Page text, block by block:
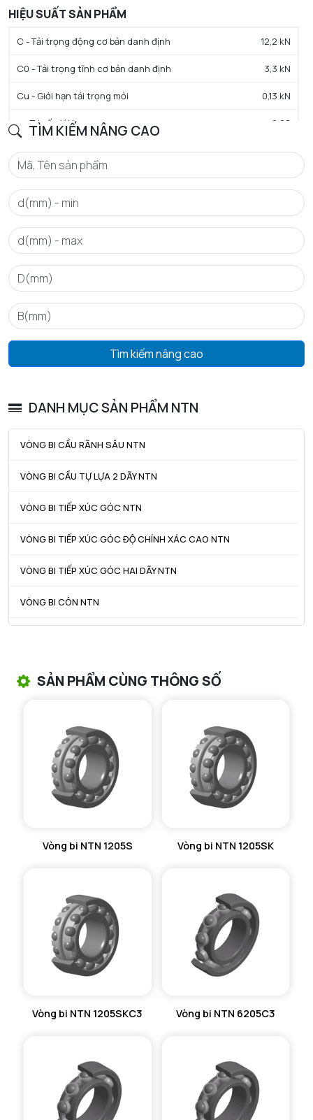
TÌM KIẾM NÂNG CAO
Tìm kiếm nâng cao
DANH MỤC SẢN PHẨM NTN
VÒNG BI CẦU RÃNH SÂU NTN
VÒNG BI CẦU TỰ LỰA 2 DÃY NTN
VÒNG BI TIẾP XÚC GÓC NTN
VÒNG BI TIẾP XÚC GÓC ĐỘ CHÍNH XÁC CAO NTN
VÒNG BI TIẾP XÚC GÓC HAI DÃY NTN
VÒNG BI CÔN NTN
VÒNG BI KIM NTN
VÒNG BI CHẶN TRỤC NTN
VÒNG BI LĂN TRỤ ĐẨY NTN
GỐI ĐỠ 2 NỬA NTN
MÁY GIA NHIỆT NTN
HIỆU SUẤT SẢN PHẨM
C - Tải trọng động cơ bản danh định 12,2 kN
C0 - Tải trọng tĩnh cơ bản danh định 3,3 kN
Cu - Giới hạn tải trọng mỏi 0,13 kN
e - Trị số giới hạn 0.28
Y0 - Hệ số tải trọng trục tĩnh 2.4
Y1 - Hệ số tải trọng trục thấp hơn 2.3
Y2 - Hệ số tải trọng trục trên
N lim - Tốc độ giới hạn bôi trơn dầu
Tmin - Nhiệt độ hoạt động tối thiểu
Tmax - Nhiệt độ hoạt động tối đa
GIỚI HẠN
Da max - Đường kính vai tối đa OR
ra max - Bán kính góc lượn tối đa trục & vỏ 1 mm
SẢN PHẨM CÙNG THÔNG SỐ
Vòng bi NTN 1205S Vòng bi NTN 1205SK
Vòng bi NTN 1205SKC3 Vòng bi NTN 6205C3